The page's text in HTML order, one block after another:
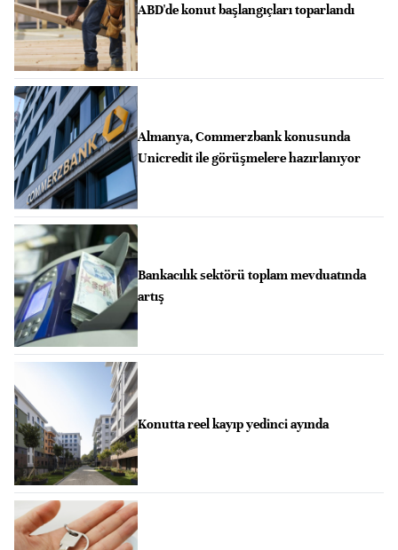
ABD'de konut başlangıçları toparlandı
Almanya, Commerzbank konusunda
Unicredit ile görüşmelere hazırlanıyor
Bankacılık sektörü toplam mevduatında
artış
Konutta reel kayıp yedinci ayında